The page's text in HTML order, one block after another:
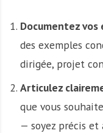
Documentez
des exemples
dirigée, projet
Articulez
que vous
— soyez précis et